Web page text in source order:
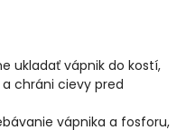
ukladať vápnik do kostí,
chráni cievy pred
vápnika a fosforu,